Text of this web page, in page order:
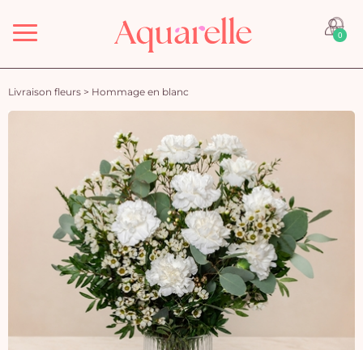
Menu 0
Livraison fleurs > Hommage en blanc